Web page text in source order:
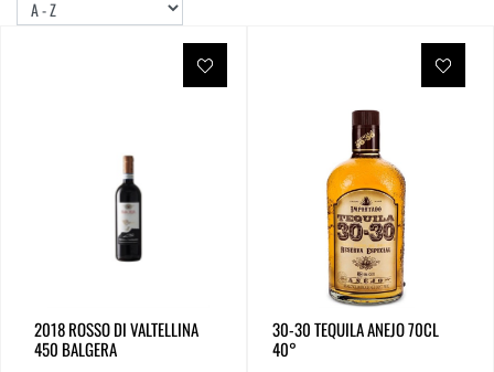
2018 ROSSO DI VALTELLINA
450 BALGERA
30-30 TEQUILA ANEJO 70CL
40°